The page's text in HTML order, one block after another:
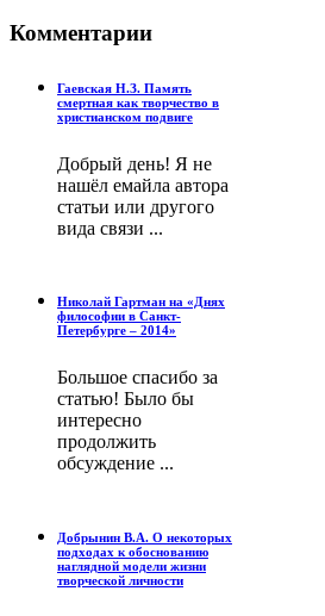
Комментарии
Гаевская Н.З. Память
смертная как творчество в
христианском подвиге
Добрый день! Я не
нашёл емайла автора
статьи или другого
вида связи ...
Николай Гартман на «Днях
философии в Санкт-
Петербурге – 2014»
Большое спасибо за
статью! Было бы
интересно
продолжить
обсуждение ...
Добрынин В.А. О некоторых
подходах к обоснованию
наглядной модели жизни
творческой личности